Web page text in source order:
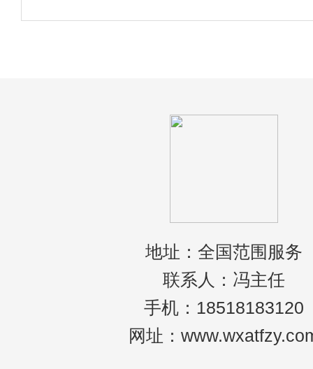
牌，
人的关注和认可。很多人生病后需要租救护
地址：全国范围服务
联系人：冯主任
手机：18518183120
网址：